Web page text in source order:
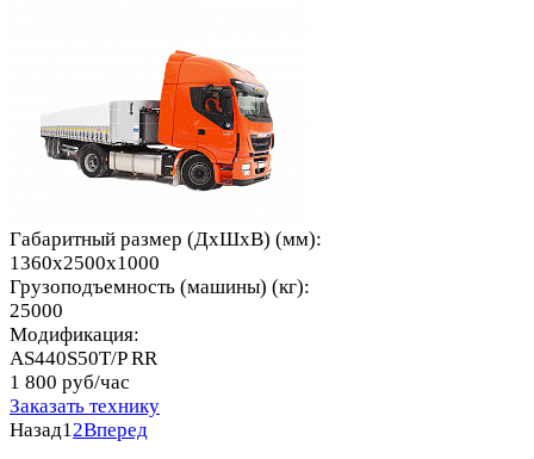
Габаритный размер (ДхШхВ) (мм):
1360x2500x1000
Грузоподъемность (машины) (кг):
25000
Модификация:
AS440S50T/P RR
1 800 руб/час
Заказать технику
Назад12Вперед